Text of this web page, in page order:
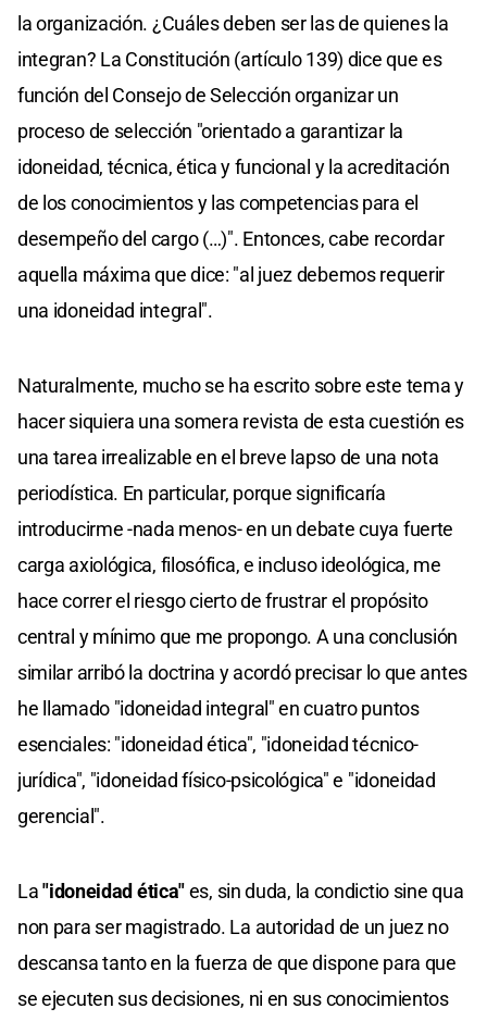
la organización. ¿Cuáles deben ser las de quienes la
integran? La Constitución (artículo 139) dice que es
función del Consejo de Selección organizar un
proceso de selección "orientado a garantizar la
idoneidad, técnica, ética y funcional y la acreditación
de los conocimientos y las competencias para el
desempeño del cargo (…)". Entonces, cabe recordar
aquella máxima que dice: "al juez debemos requerir
una idoneidad integral".
Naturalmente, mucho se ha escrito sobre este tema y
hacer siquiera una somera revista de esta cuestión es
una tarea irrealizable en el breve lapso de una nota
periodística. En particular, porque significaría
introducirme -nada menos- en un debate cuya fuerte
carga axiológica, filosófica, e incluso ideológica, me
hace correr el riesgo cierto de frustrar el propósito
central y mínimo que me propongo. A una conclusión
similar arribó la doctrina y acordó precisar lo que antes
he llamado "idoneidad integral" en cuatro puntos
esenciales: "idoneidad ética", "idoneidad técnico-
jurídica", "idoneidad físico-psicológica" e "idoneidad
gerencial".
La"idoneidad ética"es, sin duda, la condictio sine qua
non para ser magistrado. La autoridad de un juez no
descansa tanto en la fuerza de que dispone para que
se ejecuten sus decisiones, ni en sus conocimientos